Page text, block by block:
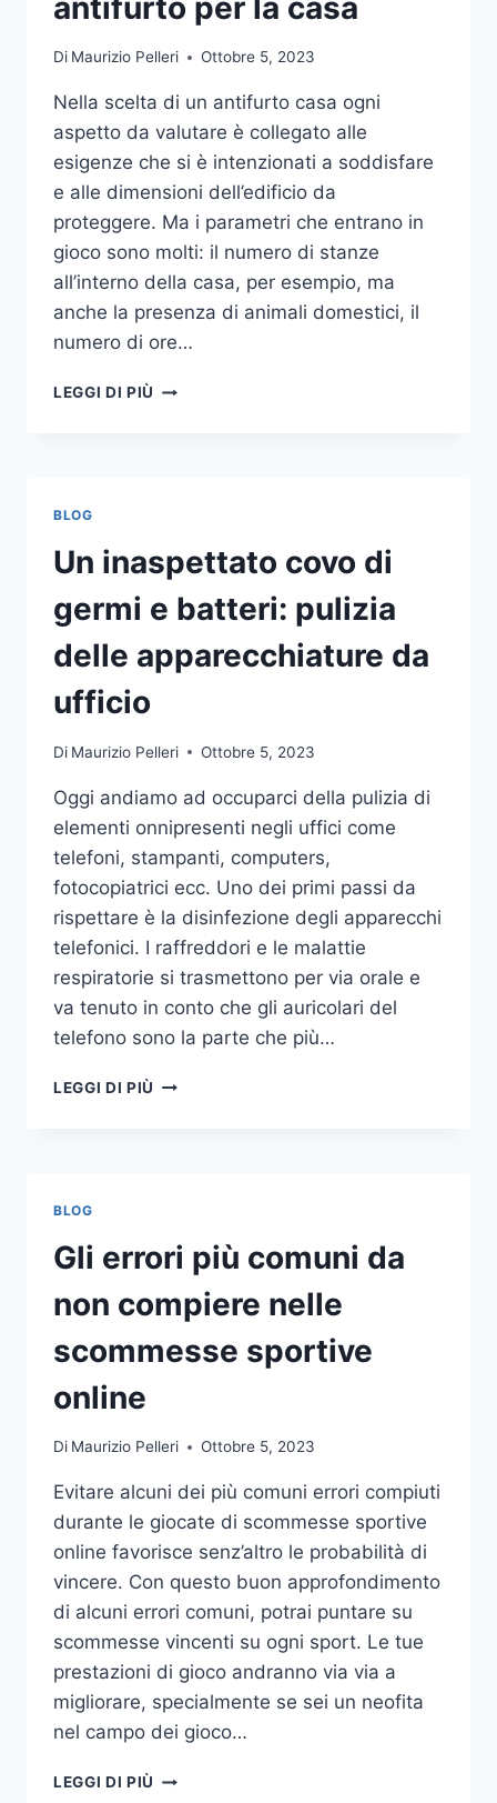
TIPOGRAFIA
ECCO
SCEGLIERE
antifurto per la casa
Di Maurizio Pelleri Ottobre 5, 2023
Nella scelta di un antifurto casa ogni
aspetto da valutare è collegato alle
esigenze che si è intenzionati a soddisfare
e alle dimensioni dell’edificio da
proteggere. Ma i parametri che entrano in
gioco sono molti: il numero di stanze
all’interno della casa, per esempio, ma
anche la presenza di animali domestici, il
numero di ore…
LEGGI DI PIÙ COME
BLOG
Un inaspettato covo di
germi e batteri: pulizia
delle apparecchiature da
ufficio
Di Maurizio Pelleri Ottobre 5, 2023
Oggi andiamo ad occuparci della pulizia di
elementi onnipresenti negli uffici come
telefoni, stampanti, computers,
fotocopiatrici ecc. Uno dei primi passi da
rispettare è la disinfezione degli apparecchi
telefonici. I raffreddori e le malattie
respiratorie si trasmettono per via orale e
va tenuto in conto che gli auricolari del
telefono sono la parte che più…
LEGGI DI PIÙ UN
PULIZIA
DELLE
APPARECCHIATURE
DA
BLOG
Gli errori più comuni da
non compiere nelle
scommesse sportive
online
Di Maurizio Pelleri Ottobre 5, 2023
Evitare alcuni dei più comuni errori compiuti
durante le giocate di scommesse sportive
online favorisce senz’altro le probabilità di
vincere. Con questo buon approfondimento
di alcuni errori comuni, potrai puntare su
scommesse vincenti su ogni sport. Le tue
prestazioni di gioco andranno via via a
migliorare, specialmente se sei un neofita
nel campo dei gioco…
LEGGI DI PIÙ GLI